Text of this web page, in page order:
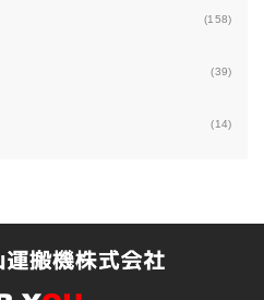
(158)
(39)
(14)